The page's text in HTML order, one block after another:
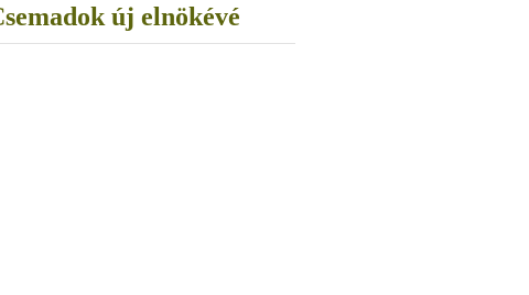
új elnökévé